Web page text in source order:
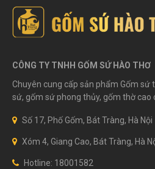
CÔNG TY TNHH GỐM SỨ HÀO THƠ
Chuyên cung cấp sản phẩm Gốm sứ
sứ, gốm sứ phong thủy, gốm thờ cao
Số 17, Phố Gốm, Bát Tràng, Hà Nội
Xóm 4, Giang Cao, Bát Tràng, Hà
Hotline: 18001582